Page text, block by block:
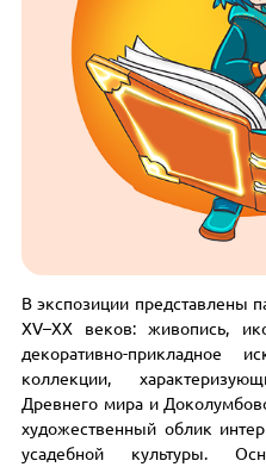
В экспозиции представлены
XV–XX веков: живопись,
декоративно-прикладное
коллекции,
Древнего мира и
художественный облик
усадебной культуры.